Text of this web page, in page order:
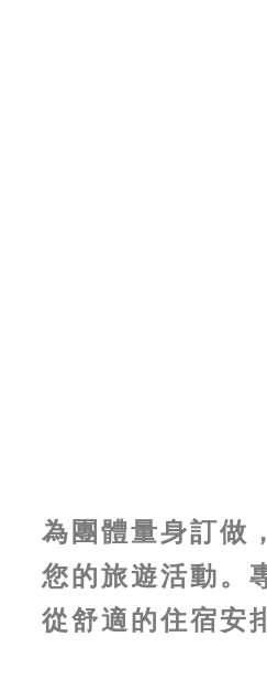
為團體量身訂做
您的旅遊活動。
從舒適的住宿安